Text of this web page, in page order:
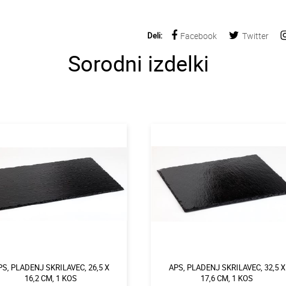
Deli: Facebook Twitter
Sorodni izdelki
PLADENJ SKRILAVEC, 26,5 X
16,2 CM, 1 KOS
APS, PLADENJ SKRILAVEC, 32,5 X
17,6 CM, 1 KOS